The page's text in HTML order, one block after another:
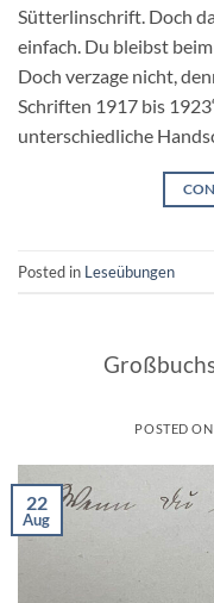
Sütterlinschrift. Doch
einfach. Du bleibst
Doch verzage nicht,
Schriften 1917 bis
unterschiedliche
Posted in Leseübungen
POSTED
22
Aug